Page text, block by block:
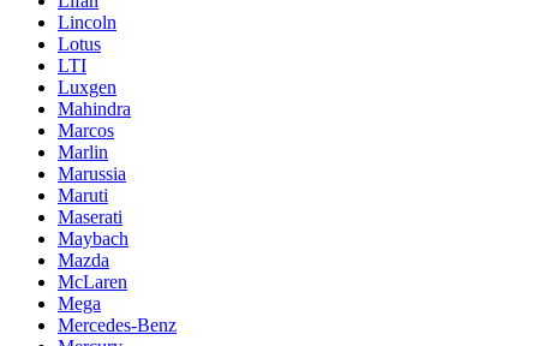
Lincoln
Lotus
LTI
Luxgen
Mahindra
Marcos
Marlin
Marussia
Maruti
Maserati
Maybach
Mazda
McLaren
Mega
Mercedes-Benz